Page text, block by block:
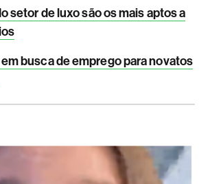
setor de luxo são os mais aptos a
busca de emprego para novatos